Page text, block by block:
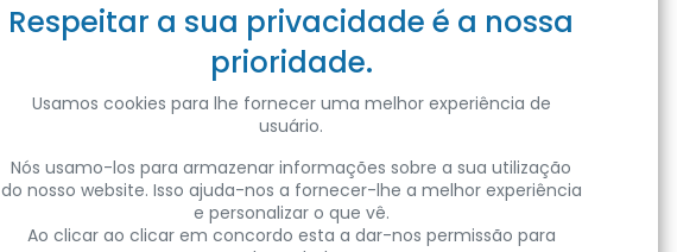
Respeitar a sua privacidade é a nossa
prioridade.
Usamos cookies para lhe fornecer uma melhor experiência de
usuário.
Nós usamo-los para armazenar informações sobre a sua utilização
do nosso website. Isso ajuda-nos a fornecer-lhe a melhor experiência
e personalizar o que vê.
Ao clicar ao clicar em concordo esta a dar-nos permissão para